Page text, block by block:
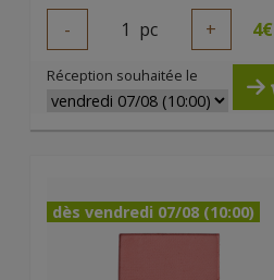
- 1 pc + 4€
Réception souhaitée le
dès vendredi 07/08 (10:00)